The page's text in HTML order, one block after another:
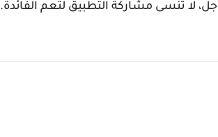
لا تنسى مشاركة التطبيق لتعم الفائدة.